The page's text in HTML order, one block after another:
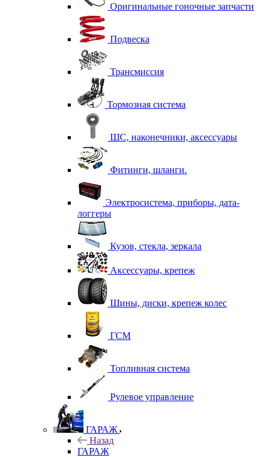
Оригинальные гоночные запчасти
Подвеска
Трансмиссия
Тормозная система
ШС, наконечники, аксессуары
Фитинги, шланги.
Электросистема, приборы, дата-
логгеры
Кузов, стекла, зеркала
Аксессуары, крепеж
Шины, диски, крепеж колес
ГСМ
Топливная система
Рулевое управление
ГАРАЖ
Назад
ГАРАЖ